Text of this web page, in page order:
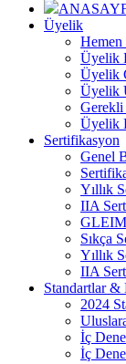
Üyelik
Üyelik
Üyelik
Üyelik
Gerekli
Üyelik
Sertifikasyon
Genel
Yıllık
IIA
GLEIM
Sıkça
Yıllık
IIA
Standartlar &
2024
İç
İç